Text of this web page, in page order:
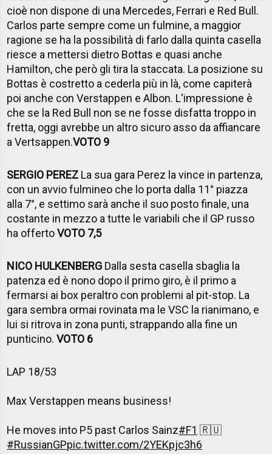
cioè non dispone di una Mercedes, Ferrari e Red Bull.
Carlos parte sempre come un fulmine, a maggior
ragione se ha la possibilità di farlo dalla quinta casella
riesce a mettersi dietro Bottas e quasi anche
Hamilton, che però gli tira la staccata. La posizione su
Bottas è costretto a cederla più in là, come capiterà
poi anche con Verstappen e Albon. L'impressione è
che se la Red Bull non se ne fosse disfatta troppo in
fretta, oggi avrebbe un altro sicuro asso da affiancare
a Vertsappen.VOTO 9
SERGIO PEREZ La sua gara Perez la vince in partenza,
con un avvio fulmineo che lo porta dalla 11° piazza
alla 7°, e settimo sarà anche il suo posto finale, una
costante in mezzo a tutte le variabili che il GP russo
ha offertoVOTO 7,5
NICO HULKENBERG Dalla sesta casella sbaglia la
patenza ed è nono dopo il primo giro, è il primo a
fermarsi ai box peraltro con problemi al pit-stop. La
gara sembra ormai rovinata ma le VSC la rianimano, e
lui si ritrova in zona punti, strappando alla fine un
punticino.VOTO 6
LAP 18/53
Max Verstappen means business!
He moves into P5 past Carlos Sainz#F1 🇷🇺
#RussianGPpic.twitter.com/2YEKpjc3h6